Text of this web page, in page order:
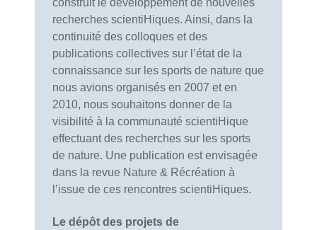
recherches scientiHiques. Ainsi, dans la
continuité des colloques et des
publications collectives sur l’état de la
connaissance sur les sports de nature que
nous avions organisés en 2007 et en
2010, nous souhaitons donner de la
visibilité à la communauté scientiHique
effectuant des recherches sur les sports
de nature. Une publication est envisagée
dans la revue Nature & Récréation à
l’issue de ces rencontres scientiHiques.
Le dépôt des projets de